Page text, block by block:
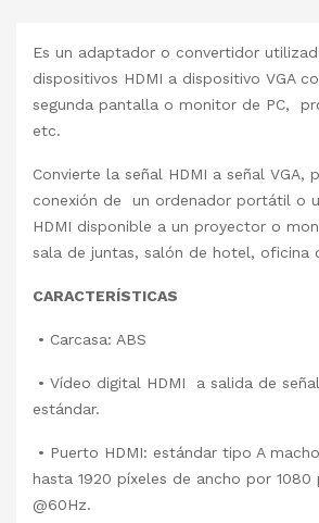
Es un adaptador o convertidor
dispositivos HDMI a dispositivo VGA
segunda pantalla o monitor de PC,
etc.
Convierte la señal HDMI a señal VGA,
conexión de un ordenador portátil o
HDMI disponible a un proyector o
sala de juntas, salón de hotel, oficina
CARACTERÍSTICAS
• Carcasa: ABS
• Vídeo digital HDMI a salida de
estándar.
• Puerto HDMI: estándar tipo A
hasta 1920 píxeles de ancho por 1080
@60Hz.